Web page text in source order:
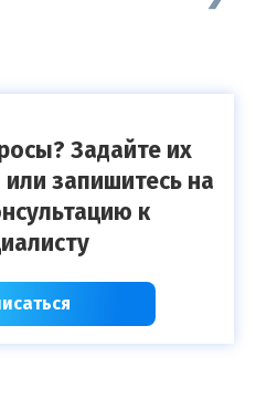
Задайте их
запишитесь на
к